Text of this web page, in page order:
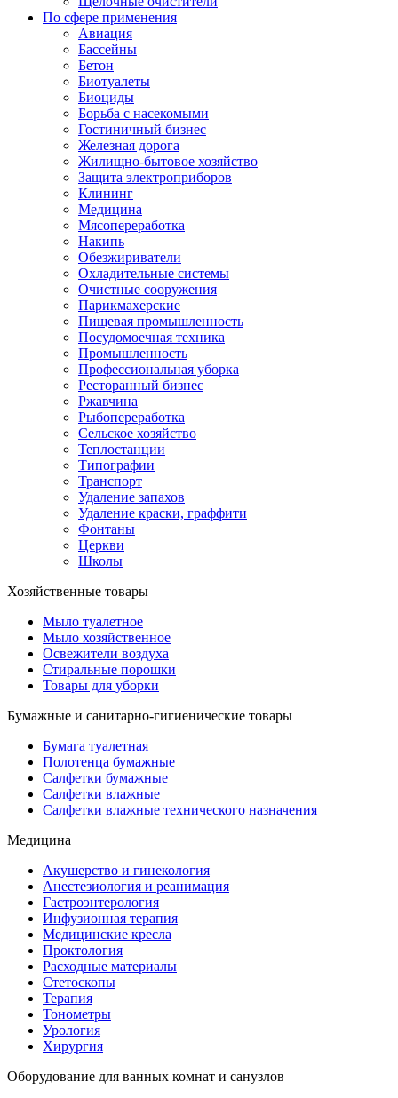
По сфере применения
Авиация
Бассейны
Бетон
Биотуалеты
Биоциды
Борьба с насекомыми
Гостиничный бизнес
Железная дорога
Жилищно-бытовое хозяйство
Защита электроприборов
Клининг
Медицина
Мясопереработка
Накипь
Обезжириватели
Охладительные системы
Очистные сооружения
Парикмахерские
Пищевая промышленность
Посудомоечная техника
Промышленность
Профессиональная уборка
Ресторанный бизнес
Ржавчина
Рыбопереработка
Сельское хозяйство
Теплостанции
Типографии
Транспорт
Удаление запахов
Удаление краски, граффити
Фонтаны
Церкви
Школы
Хозяйственные товары
Мыло туалетное
Мыло хозяйственное
Освежители воздуха
Стиральные порошки
Товары для уборки
Бумажные и санитарно-гигиенические товары
Бумага туалетная
Полотенца бумажные
Салфетки бумажные
Салфетки влажные
Салфетки влажные технического назначения
Медицина
Акушерство и гинекология
Анестезиология и реанимация
Гастроэнтерология
Инфузионная терапия
Медицинские кресла
Проктология
Расходные материалы
Стетоскопы
Терапия
Тонометры
Урология
Хирургия
Оборудование для ванных комнат и санузлов